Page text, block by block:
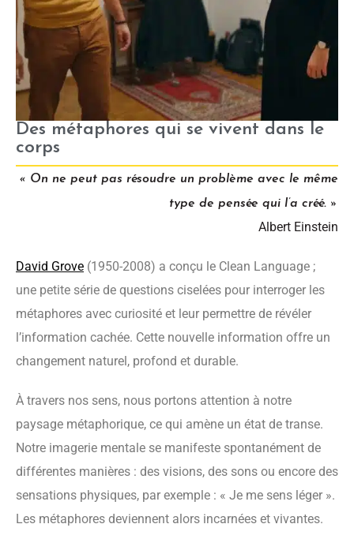
Des métaphores qui se vivent dans le
corps
« On ne peut pas résoudre un problème avec le même
type de pensée qui l’a créé. »
Albert Einstein
David Grove (1950-2008) a conçu le Clean Language ;
une petite série de questions ciselées pour interroger les
métaphores avec curiosité et leur permettre de révéler
l’information cachée. Cette nouvelle information offre un
changement naturel, profond et durable.
À travers nos sens, nous portons attention à notre
paysage métaphorique, ce qui amène un état de transe.
Notre imagerie mentale se manifeste spontanément de
différentes manières : des visions, des sons ou encore des
sensations physiques, par exemple : « Je me sens léger ».
Les métaphores deviennent alors incarnées et vivantes.